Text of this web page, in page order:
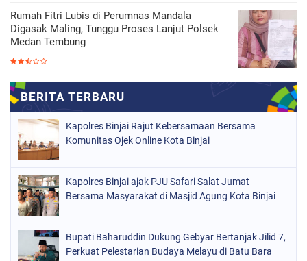
Rumah Fitri Lubis di Perumnas Mandala
Digasak Maling, Tunggu Proses Lanjut Polsek
Medan Tembung
Kapolres Binjai Rajut Kebersamaan Bersama
Komunitas Ojek Online Kota Binjai
Kapolres Binjai ajak PJU Safari Salat Jumat
Bersama Masyarakat di Masjid Agung Kota Binjai
Bupati Baharuddin Dukung Gebyar Bertanjak Jilid 7,
Perkuat Pelestarian Budaya Melayu di Batu Bara